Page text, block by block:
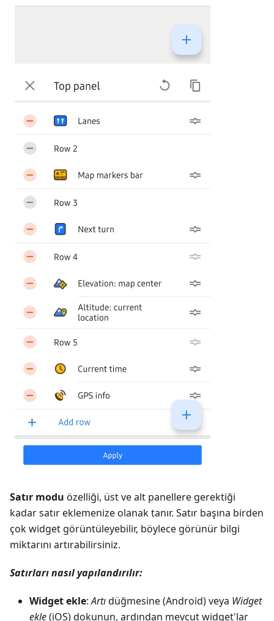
Satır modu özelliği, üst ve alt panellere gerektiği
kadar satır eklemenize olanak tanır. Satır başına birden
çok widget görüntüleyebilir, böylece görünür bilgi
miktarını artırabilirsiniz.
Satırları nasıl yapılandırılır:
Widget ekle:Artıdüğmesine (Android) veya Widget
ekle(iOS) dokunun, ardından mevcut widget'lar